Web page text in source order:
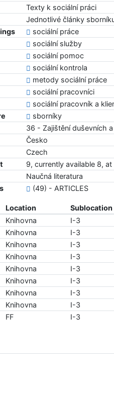
Texty k sociální práci
Jednotlivé články
sociální práce
sociální služby
sociální pomoc
sociální kontrola
metody sociální práce
sociální pracovníci
sociální pracovník a
sborníky
36 - Zajištění duševních
Česko
Czech
9, currently available 8, at
Naučná literatura
(49) - ARTICLES
Location Sublocation
Knihovna I-3
Knihovna
I-3
Knihovna
I-3
Knihovna
I-3
Knihovna
I-3
Knihovna
I-3
Knihovna
I-3
Knihovna
I-3
FF I-3